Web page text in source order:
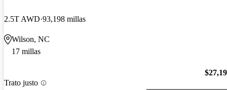
2.5T AWD 93,198 millas
Wilson, NC
17 millas
Trato justo